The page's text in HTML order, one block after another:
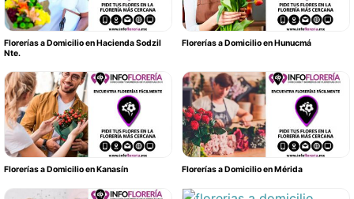
Florerías a Domicilio en Hacienda Sodzil
Nte.
Florerías a Domicilio en Hunucmá
Florerías a Domicilio en Kanasín Florerías a Domicilio en Mérida